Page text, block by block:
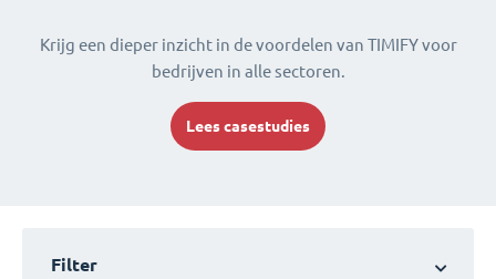
Krijg een dieper inzicht in de voordelen van TIMIFY voor
bedrijven in alle sectoren.
Lees casestudies
Filter